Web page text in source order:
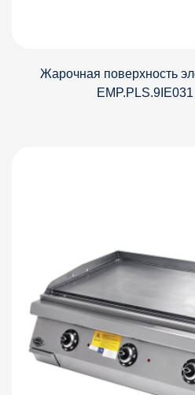
Жарочная поверхность